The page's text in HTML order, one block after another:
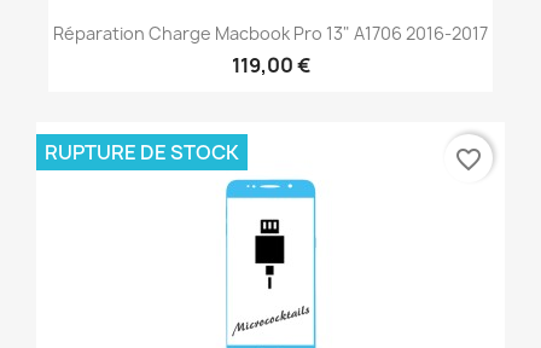
Réparation Charge Macbook Pro 13" A1706 2016-2017
119,00 €
RUPTURE DE STOCK favorite_border